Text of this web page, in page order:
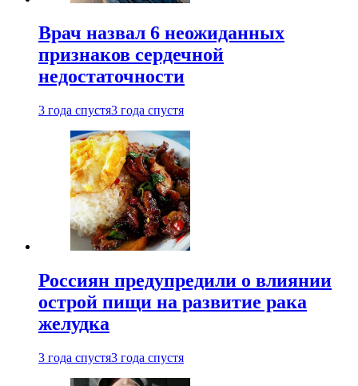
Врач назвал 6 неожиданных
признаков сердечной
недостаточности
3 года спустя3 года спустя
Россиян предупредили о влиянии
острой пищи на развитие рака
желудка
3 года спустя3 года спустя